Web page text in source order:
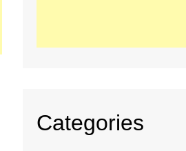
Categories